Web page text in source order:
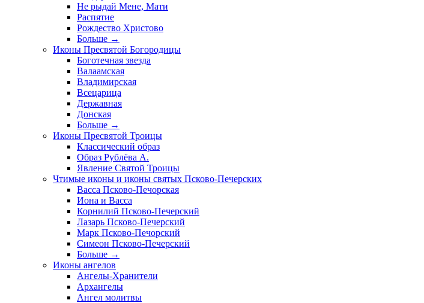
Не рыдай Мене, Мати
Распятие
Рождество Христово
Больше →
Иконы Пресвятой Богородицы
Боготечная звезда
Валаамская
Владимирская
Всецарица
Державная
Донская
Больше →
Иконы Пресвятой Троицы
Классический образ
Образ Рублёва А.
Явление Святой Троицы
Чтимые иконы и иконы святых Псково-Печерских
Васса Псково-Печорская
Иона и Васса
Корнилий Псково-Печерский
Лазарь Псково-Печерский
Марк Псково-Печорский
Симеон Псково-Печерский
Больше →
Иконы ангелов
Ангелы-Хранители
Архангелы
Ангел молитвы